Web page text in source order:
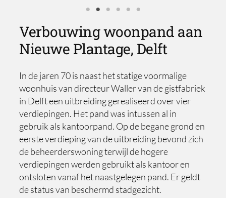
Verbouwing woonpand aan
Nieuwe Plantage, Delft
In de jaren 70 is naast het statige voormalige
woonhuis van directeur Waller van de gistfabriek
in Delft een uitbreiding gerealiseerd over vier
verdiepingen. Het pand was intussen al in
gebruik als kantoorpand. Op de begane grond en
eerste verdieping van de uitbreiding bevond zich
de beheerderswoning terwijl de hogere
verdiepingen werden gebruikt als kantoor en
ontsloten vanaf het naastgelegen pand. Er geldt
de status van beschermd stadgezicht.